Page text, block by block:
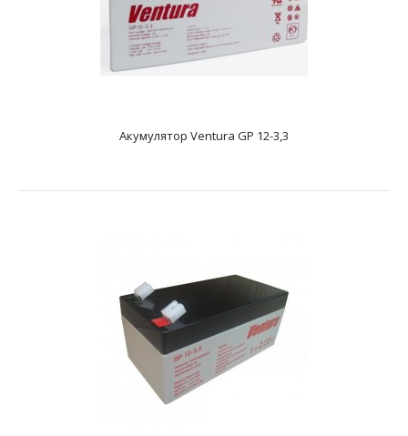
Акумулятор Ventura GP 12-2,3
text_zero
Акумулятор Ventura GP 12-26
Акумулятор Ventura GP 12-3,3